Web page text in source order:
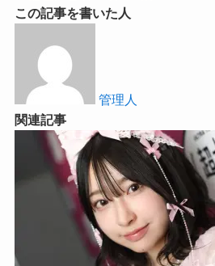
この記事を書いた人
管理人
関連記事